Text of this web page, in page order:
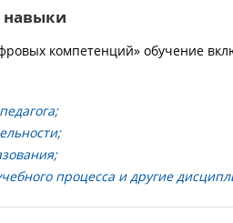
навыки
компетенций» обучение
процесса и другие